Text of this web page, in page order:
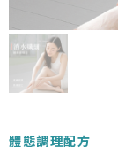
體態調理配方